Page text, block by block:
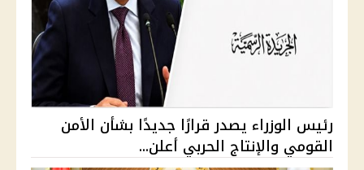
رئيس الوزراء يصدر قرارًا جديدًا بشأن الأمن
القومي والإنتاج الحربي أعلن...